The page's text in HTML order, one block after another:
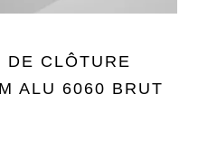
DE CLÔTURE
ALU 6060 BRUT